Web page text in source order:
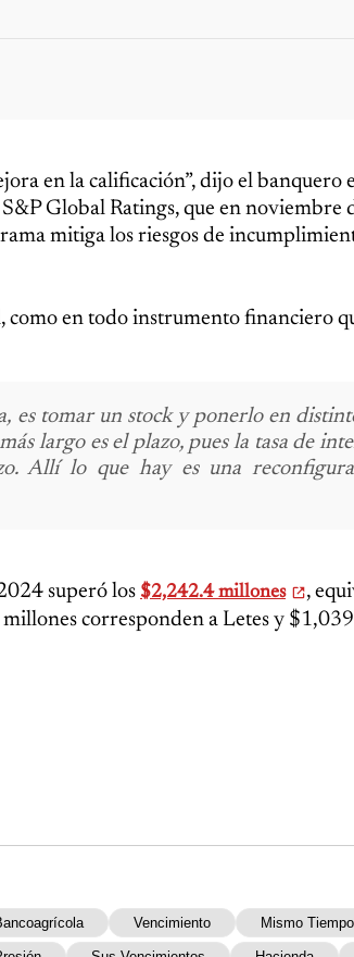
en la calificación”, dijo el banquero
Global Ratings, que en noviembre
mitiga los riesgos de
como en todo instrumento financiero
es tomar un stock y ponerlo en
largo es el plazo, pues la tasa de
Allí lo que hay es una
superó los $2,242.4 millones
,
corresponden a Letes y
Vencimiento Mismo Tiempo